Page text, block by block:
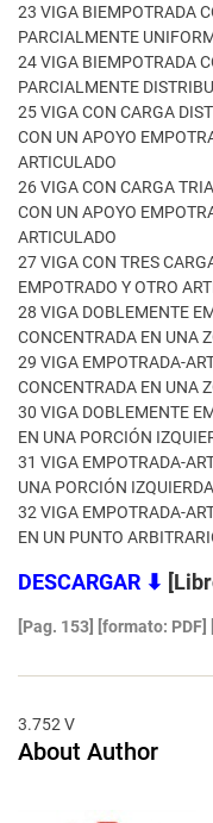
23 VIGA BIEMPOTRADA
PARCIALMENTE
24 VIGA BIEMPOTRADA
PARCIALMENTE
25 VIGA CON CARGA
CON UN APOYO
ARTICULADO
26 VIGA CON CARGA
CON UN APOYO
ARTICULADO
27 VIGA CON TRES
EMPOTRADO Y OTRO
28 VIGA DOBLEMENTE
CONCENTRADA EN UNA
29 VIGA EMPOTRADA-
CONCENTRADA EN UNA
30 VIGA DOBLEMENTE
EN UNA PORCIÓN
31 VIGA EMPOTRADA-
UNA PORCIÓN IZQUIERDA
32 VIGA EMPOTRADA-
EN UN PUNTO
DESCARGAR ⬇
[Pag. 153] [formato: PDF]
3.752 V
About Author